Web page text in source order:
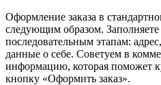
Оформление заказа в
следующим образом.
последовательным этапам:
данные о себе. Советуем в
информацию, которая поможет
кнопку «Оформить заказ».